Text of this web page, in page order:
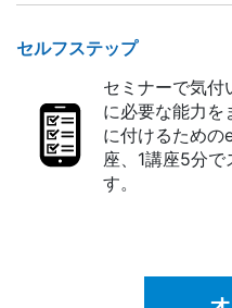
セルフステップ
セミナーで気付
に必要な能力を
に付けるため
座、1講座5分で
す。